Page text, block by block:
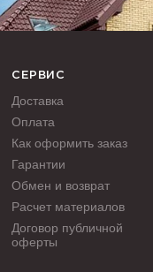
СЕРВИС
Доставка
Оплата
Как оформить заказ
Гарантии
Обмен и возврат
Расчет материалов
Договор публичной
оферты